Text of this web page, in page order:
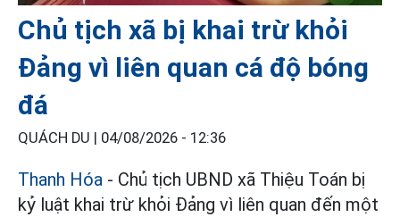
Chủ tịch xã bị khai trừ khỏi
Đảng vì liên quan cá độ bóng
đá
QUÁCH DU | 04/08/2026 - 12:36
Thanh Hóa - Chủ tịch UBND xã Thiệu Toán bị
kỷ luật khai trừ khỏi Đảng vì liên quan đến một